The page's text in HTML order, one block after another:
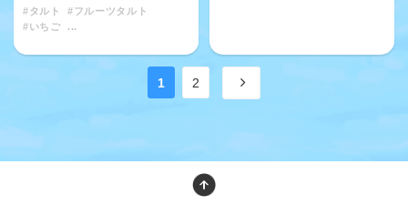
#タルト
#フルーツタルト
#いちご
...
1 2